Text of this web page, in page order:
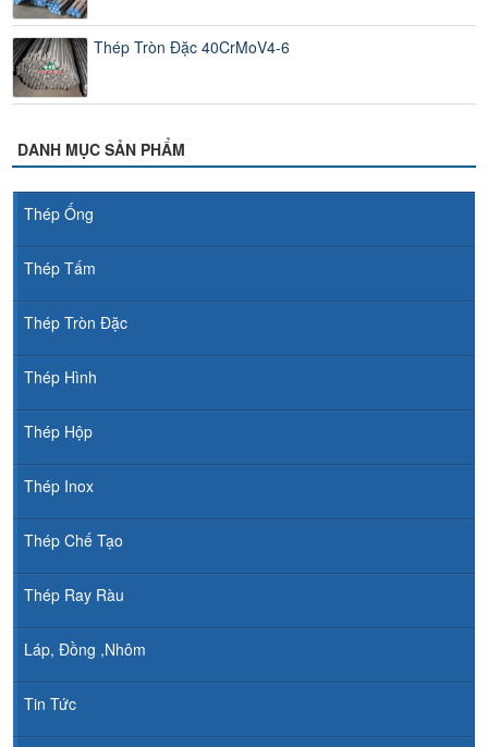
Thép Tròn Đặc 40CrMoV4-6
DANH MỤC SẢN PHẨM
Thép Ống
Thép Tấm
Thép Tròn Đặc
Thép Hình
Thép Hộp
Thép Inox
Thép Chế Tạo
Thép Ray Ràu
Láp, Đồng ,Nhôm
Tin Tức